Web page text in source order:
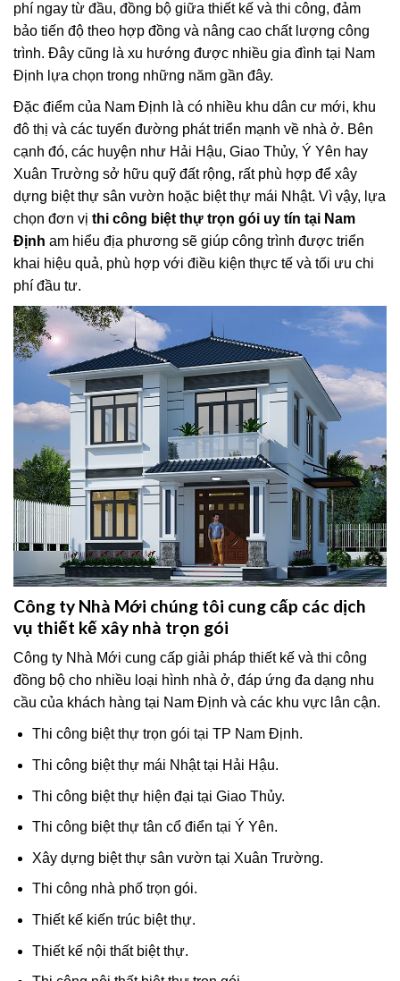
phí ngay từ đầu, đồng bộ giữa thiết kế và thi công, đảm
bảo tiến độ theo hợp đồng và nâng cao chất lượng công
trình. Đây cũng là xu hướng được nhiều gia đình tại Nam
Định lựa chọn trong những năm gần đây.
Đặc điểm của Nam Định là có nhiều khu dân cư mới, khu
đô thị và các tuyến đường phát triển mạnh về nhà ở. Bên
cạnh đó, các huyện như Hải Hậu, Giao Thủy, Ý Yên hay
Xuân Trường sở hữu quỹ đất rộng, rất phù hợp để xây
dựng biệt thự sân vườn hoặc biệt thự mái Nhật. Vì vậy, lựa
chọn đơn vị thi công biệt thự trọn gói uy tín tại Nam
Định am hiểu địa phương sẽ giúp công trình được triển
khai hiệu quả, phù hợp với điều kiện thực tế và tối ưu chi
phí đầu tư.
Công ty Nhà Mới chúng tôi cung cấp các dịch
vụ thiết kế xây nhà trọn gói
Công ty Nhà Mới cung cấp giải pháp thiết kế và thi công
đồng bộ cho nhiều loại hình nhà ở, đáp ứng đa dạng nhu
cầu của khách hàng tại Nam Định và các khu vực lân cận.
Thi công biệt thự trọn gói tại TP Nam Định.
Thi công biệt thự mái Nhật tại Hải Hậu.
Thi công biệt thự hiện đại tại Giao Thủy.
Thi công biệt thự tân cổ điển tại Ý Yên.
Xây dựng biệt thự sân vườn tại Xuân Trường.
Thi công nhà phố trọn gói.
Thiết kế kiến trúc biệt thự.
Thiết kế nội thất biệt thự.